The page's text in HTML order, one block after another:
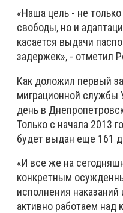
«Наша цель - не
свободы, но и
касается выдачи
задержек», - отметил
Как доложил первый
миграционной службы
день в
Только с начала 2013
будет выдан еще 161
«И все же на
конкретным
исполнения
активно работаем